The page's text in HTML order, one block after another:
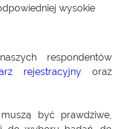
wysokie
respondentów
rejestracyjnyoraz
być prawdziwe,